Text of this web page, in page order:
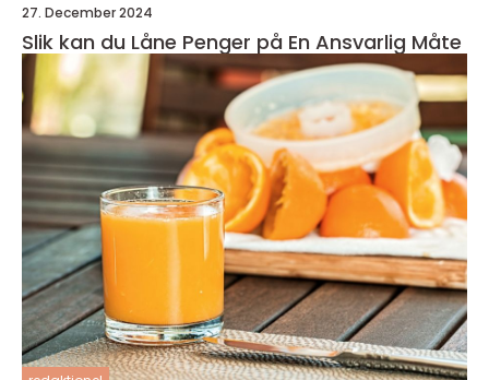
27. December 2024
Slik kan du Låne Penger på En Ansvarlig Måte